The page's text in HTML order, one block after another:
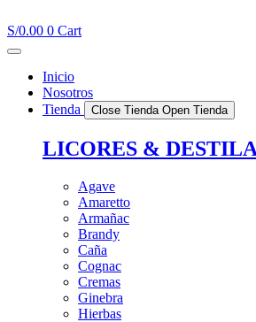
al
contenido
S/0.00 0 Cart
Inicio
Nosotros
Tienda
Close Tienda Open Tienda
LICORES &
Agave
Amaretto
Armañac
Brandy
Caña
Cognac
Cremas
Ginebra
Hierbas